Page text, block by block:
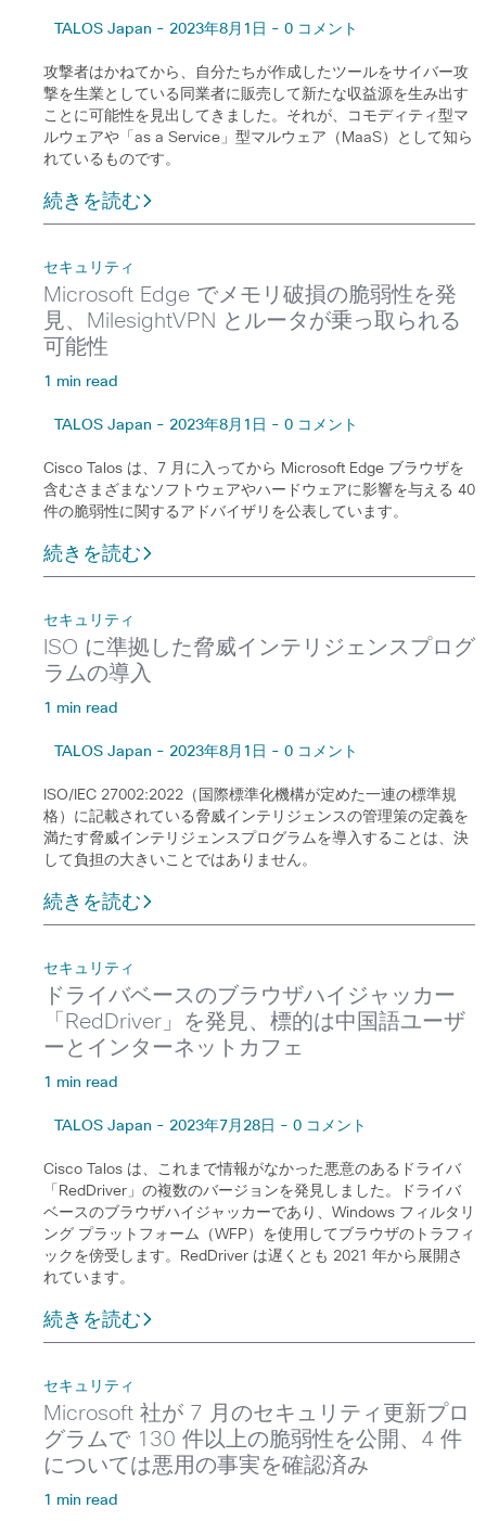
TALOS Japan - 2023年8月1日 - 0 コメント
攻撃者はかねてから、自分たちが作成したツールをサイバー攻
撃を生業としている同業者に販売して新たな収益源を生み出す
ことに可能性を見出してきました。それが、コモディティ型マ
ルウェアや「as a Service」型マルウェア（MaaS）として知ら
れているものです。
続きを読む
セキュリティ
Microsoft Edge でメモリ破損の脆弱性を発
見、MilesightVPN とルータが乗っ取られる
可能性
1 min read
TALOS Japan - 2023年8月1日 - 0 コメント
Cisco Talos は、7 月に入ってから Microsoft Edge ブラウザを
含むさまざまなソフトウェアやハードウェアに影響を与える 40
件の脆弱性に関するアドバイザリを公表しています。
続きを読む
セキュリティ
ISO に準拠した脅威インテリジェンスプログ
ラムの導入
1 min read
TALOS Japan - 2023年8月1日 - 0 コメント
ISO/IEC 27002:2022（国際標準化機構が定めた一連の標準規
格）に記載されている脅威インテリジェンスの管理策の定義を
満たす脅威インテリジェンスプログラムを導入することは、決
して負担の大きいことではありません。
続きを読む
セキュリティ
ドライバベースのブラウザハイジャッカー
「RedDriver」を発見、標的は中国語ユーザ
ーとインターネットカフェ
1 min read
TALOS Japan - 2023年7月28日 - 0 コメント
Cisco Talos は、これまで情報がなかった悪意のあるドライバ
「RedDriver」の複数のバージョンを発見しました。ドライバ
ベースのブラウザハイジャッカーであり、Windows フィルタリ
ング プラットフォーム（WFP）を使用してブラウザのトラフィ
ックを傍受します。RedDriver は遅くとも 2021 年から展開さ
れています。
続きを読む
セキュリティ
Microsoft 社が 7 月のセキュリティ更新プロ
グラムで 130 件以上の脆弱性を公開、4 件
については悪用の事実を確認済み
1 min read